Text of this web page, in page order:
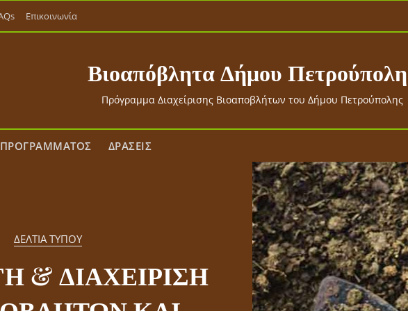
Επικοινωνία
Βιοαπόβλητα Δήμου
Πρόγραμμα Διαχείρισης Βιοαποβλήτων του Δήμου Πετρούπολης
ΠΡΟΓΡΑΜΜΑΤΟΣ ΔΡΑΣΕΙΣ
ΔΕΛΤΙΑ ΤΥΠΟΥ
ΔΕΛΤΙΑ ΤΥΠΟΥ
& ΔΙΑΧΕΙΡΙΣΗ